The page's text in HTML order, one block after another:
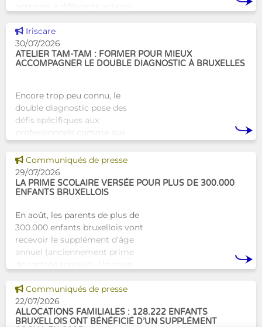
travail au serv
Voir cette news
Iriscare
30/07/2026
ATELIER TAM-TAM : FORMER POUR MIEUX
ACCOMPAGNER LE DOUBLE DIAGNOSTIC À BRUXELLES
Encore trop peu connu, le
double diagnostic pose des
défis spécifiques aux
professionnels comme aux
Tam-Tam apporte une réponse
concrète avec une formation
dest
Voir cette news
Communiqués de presse
29/07/2026
LA PRIME SCOLAIRE VERSÉE POUR PLUS DE 300.000
ENFANTS BRUXELLOIS
En août, les parents de plus de
300.000 enfants bruxellois vont
recevoir le supplément d'âge
annuel (anciennement prime
commencer la
Voir cette news
Communiqués de presse
22/07/2026
ALLOCATIONS FAMILIALES : 128.222 ENFANTS
BRUXELLOIS ONT BÉNÉFICIÉ D’UN SUPPLÉMENT